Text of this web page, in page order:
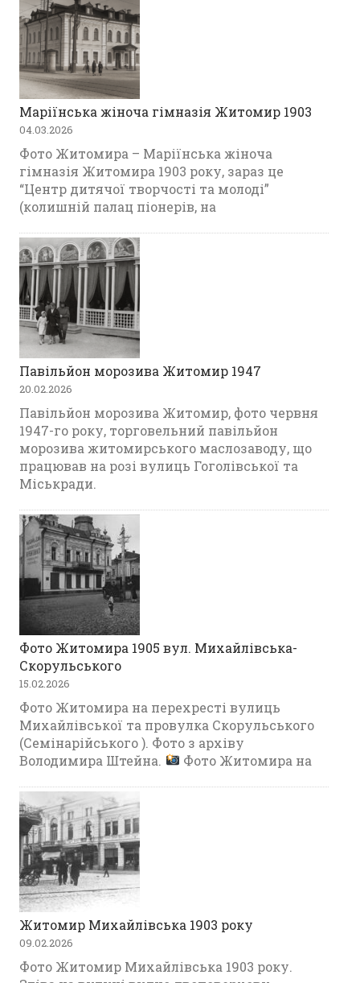
Маріїнська жіноча гімназія Житомир 1903
04.03.2026
Фото Житомира – Маріїнська жіноча
гімназія Житомира 1903 року, зараз це
“Центр дитячої творчості та молоді”
(колишній палац піонерів, на
Павільйон морозива Житомир 1947
20.02.2026
Павільйон морозива Житомир, фото червня
1947-го року, торговельний павільйон
морозива житомирського маслозаводу, що
працював на розі вулиць Гоголівської та
Міськради.
Фото Житомира 1905 вул. Михайлівська-
Скорульського
15.02.2026
Фото Житомира на перехресті вулиць
Михайлівської та провулка Скорульського
(Семінарійського ). Фото з архіву
Володимира Штейна.
Фото Житомира на
Житомир Михайлівська 1903 року
09.02.2026
Фото Житомир Михайлівська 1903 року.